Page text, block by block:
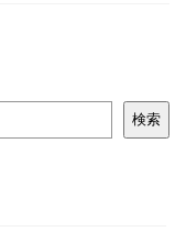
検索